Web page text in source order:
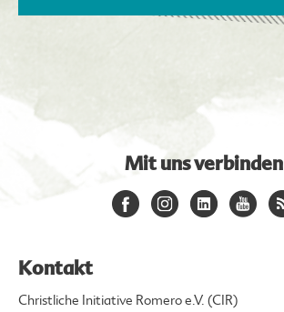
Mit uns verbinden
Kontakt
Christliche Initiative Romero e.V. (CIR)